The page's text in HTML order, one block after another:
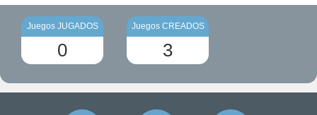
Juegos JUGADOS
0
Juegos CREADOS
3